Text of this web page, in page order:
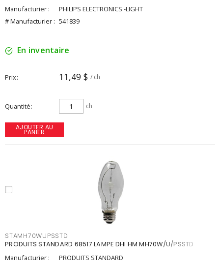
Manufacturier :
PHILIPS ELECTRONICS -LIGHT
# Manufacturier : 541839
En inventaire
Prix 11,49 $ / ch
Quantité ch
AJOUTER AU
PANIER
STAMH70WUPSSTD
PRODUITS STANDARD 68517 LAMPE DHI HM MH70W/U/PSSTD
Manufacturier :
PRODUITS STANDARD